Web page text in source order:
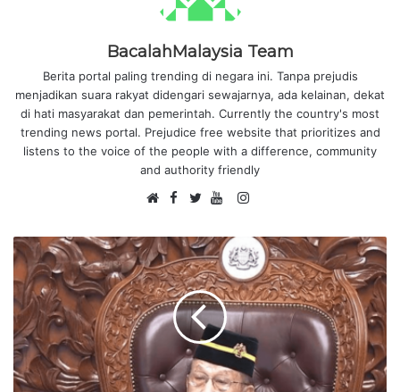
BacalahMalaysia Team
Berita portal paling trending di negara ini. Tanpa prejudis
menjadikan suara rakyat didengari sewajarnya, ada kelainan, dekat
di hati masyarakat dan pemerintah. Currently the country's most
trending news portal. Prejudice free website that prioritizes and
listens to the voice of the people with a difference, community
and authority friendly
e
b
s
i
t
e
F
c
e
b
o
o
k
w
i
t
t
e
r
o
u
T
u
b
e
I
s
t
a
g
r
a
m